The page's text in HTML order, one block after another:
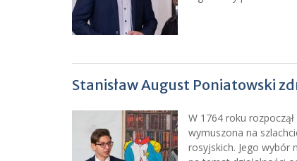
Stanisław August Poniatowski
W 1764 roku
wymuszona na
rosyjskich. Jego wybór